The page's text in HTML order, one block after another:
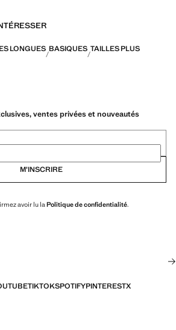
LONGUES BASIQUES TAILLES PLUS
ventes privées et nouveautés
M’INSCRIRE
avoir lu la Politique de confidentialité.
TIKTOKSPOTIFYPINTERESTX